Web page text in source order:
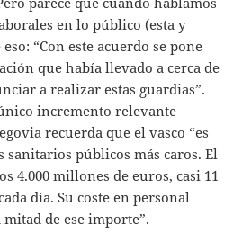
en lo público (esta y
“Con este acuerdo se pone
que había llevado a cerca de
a realizar estas guardias”.
incremento relevante
recuerda que el vasco “es
sanitarios públicos más caros. El
4.000 millones de euros, ­casi 11
día. Su coste en personal
mitad de ese importe”.